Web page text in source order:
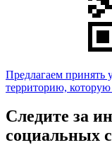
Предлагаем принять
территорию,
Следите за
социальных